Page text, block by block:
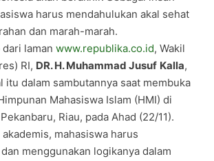
harus mendahulukan akal sehat
dan marah-marah.
laman www.republika.co.id, Wakil
RI, DR. H. Muhammad Jusuf Kalla,
itu dalam sambutannya saat membuka
Mahasiswa Islam (HMI) di
Riau, pada Ahad (22/11).
mahasiswa harus
menggunakan logikanya dalam